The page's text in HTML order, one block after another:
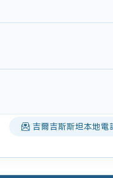
吉爾吉斯斯坦本地